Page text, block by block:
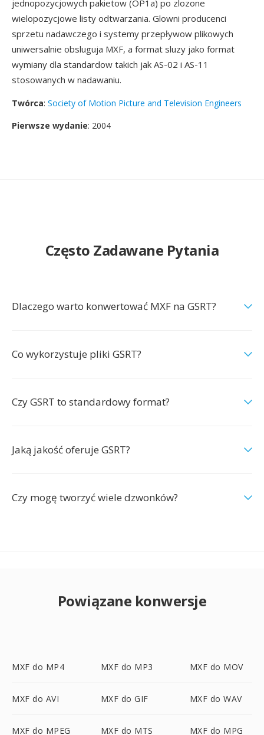
jednopozycjowych pakietow (OP1a) po zlozone
wielopozycjowe listy odtwarzania. Glowni producenci
sprzetu nadawczego i systemy przepływow plikowych
uniwersalnie obsluguja MXF, a format sluzy jako format
wymiany dla standardow takich jak AS-02 i AS-11
stosowanych w nadawaniu.
Twórca: Society of Motion Picture and Television Engineers
Pierwsze wydanie: 2004
Często Zadawane Pytania
Dlaczego warto konwertować MXF na GSRT?
Co wykorzystuje pliki GSRT?
Czy GSRT to standardowy format?
Jaką jakość oferuje GSRT?
Czy mogę tworzyć wiele dzwonków?
Powiązane konwersje
MXF do MP4 MXF do MP3 MXF do MOV
MXF do AVI MXF do GIF MXF do WAV
MXF do MPEG MXF do MTS MXF do MPG